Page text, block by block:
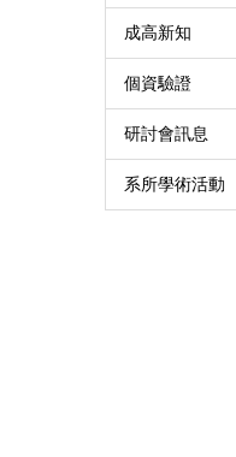
成高新知
個資驗證
研討會訊息
系所學術活動